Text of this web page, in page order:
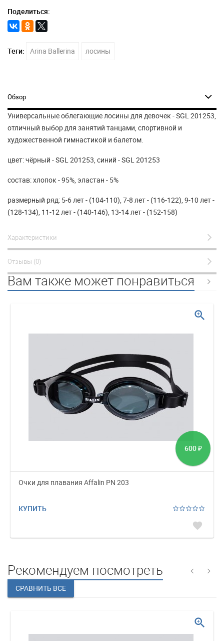
Поделиться:
Теги: Arina Ballerina лосины
Обзор
Универсальные облегающие лосины для девочек - SGL 201253,
отличный выбор для занятий танцами, спортивной и
художественной гимнастикой и балетом.
цвет: чёрный - SGL 201253, синий - SGL 201253
состав: хлопок - 95%, эластан - 5%
размерный ряд: 5-6 лет - (104-110), 7-8 лет - (116-122), 9-10 лет -
(128-134), 11-12 лет - (140-146), 13-14 лет - (152-158)
Характеристики
Отзывы (0)
Вам также может понравиться
600 ₽
Очки для плавания Affalin PN 203
КУПИТЬ
favorite
zoom_in
Рекомендуем посмотреть
zoom_in